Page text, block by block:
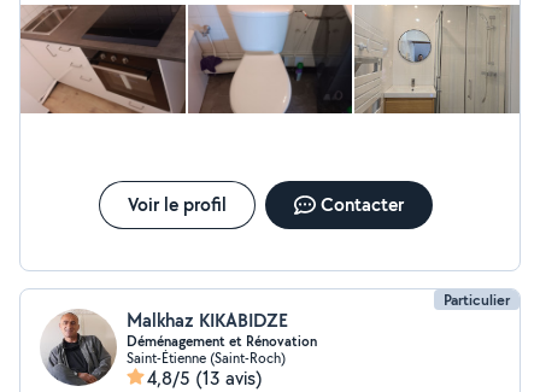
Voir le profil Contacter
Particulier
Malkhaz KIKABIDZE
Déménagement et Rénovation
Saint-Étienne (Saint-Roch)
4,8/5 (13 avis)